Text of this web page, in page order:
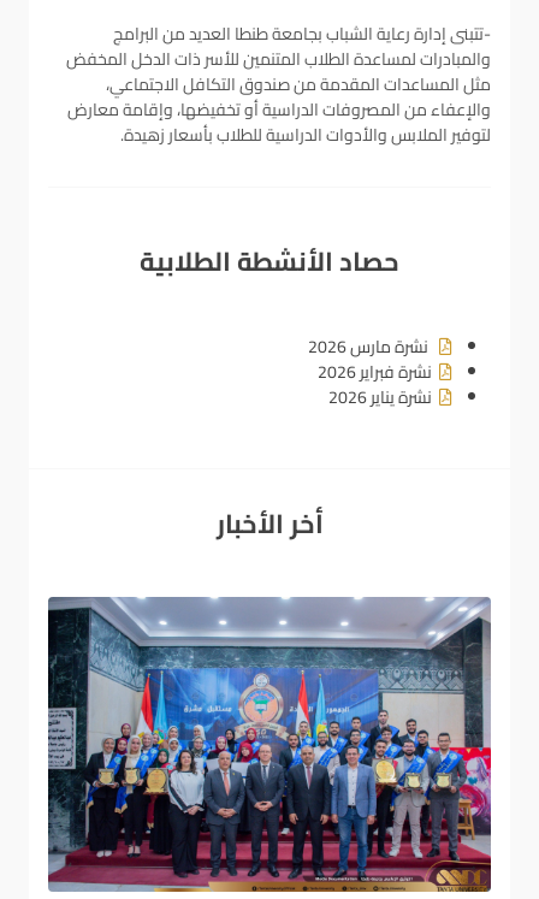
-تتبنى إدارة رعاية الشباب بجامعة طنطا العديد من البرامج
والمبادرات لمساعدة الطلاب المتنمين للأسر ذات الدخل المخفض
مثل المساعدات المقدمة من صندوق التكافل الاجتماعي،
والإعفاء من المصروفات الدراسية أو تخفيضها، وإقامة معارض
لتوفير الملابس والأدوات الدراسية للطلاب بأسعار زهيدة.
حصاد الأنشطة الطلابية
نشرة مارس 2026
نشرة فبراير 2026
نشرة يناير 2026
أخر الأخبار